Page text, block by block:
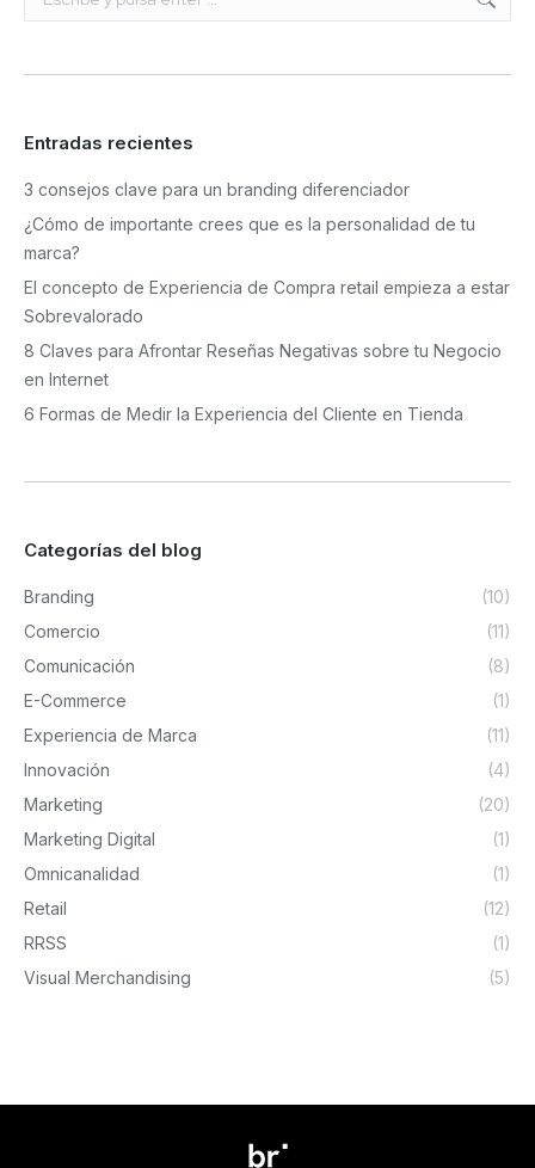
Entradas recientes
3 consejos clave para un branding diferenciador
¿Cómo de importante crees que es la personalidad de tu
marca?
El concepto de Experiencia de Compra retail empieza a estar
Sobrevalorado
8 Claves para Afrontar Reseñas Negativas sobre tu Negocio
en Internet
6 Formas de Medir la Experiencia del Cliente en Tienda
Categorías del blog
Branding
(10)
Comercio
(11)
Comunicación
(8)
E-Commerce
(1)
Experiencia de Marca
(11)
Innovación
(4)
Marketing
(20)
Marketing Digital
(1)
Omnicanalidad
(1)
Retail
(12)
RRSS
(1)
Visual Merchandising
(5)